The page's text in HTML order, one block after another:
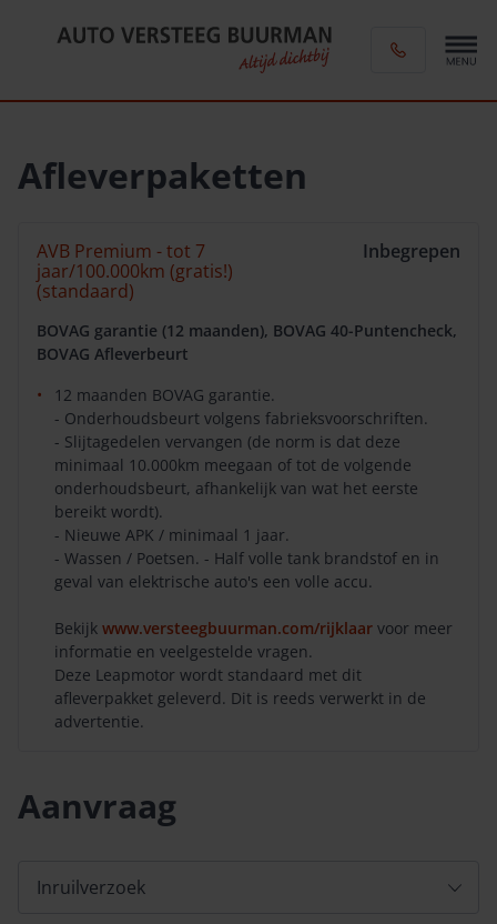
Afleverpaketten
AVB Premium - tot 7
jaar/100.000km (gratis!)
(standaard)
Inbegrepen
BOVAG garantie (12 maanden), BOVAG 40-Puntencheck,
BOVAG Afleverbeurt
12 maanden BOVAG garantie.
- Onderhoudsbeurt volgens fabrieksvoorschriften.
- Slijtagedelen vervangen (de norm is dat deze
minimaal 10.000km meegaan of tot de volgende
onderhoudsbeurt, afhankelijk van wat het eerste
bereikt wordt).
- Nieuwe APK / minimaal 1 jaar.
- Wassen / Poetsen. - Half volle tank brandstof en in
geval van elektrische auto's een volle accu.
Bekijk www.versteegbuurman.com/rijklaar voor meer
informatie en veelgestelde vragen.
Deze Leapmotor wordt standaard met dit
afleverpakket geleverd. Dit is reeds verwerkt in de
advertentie.
Aanvraag